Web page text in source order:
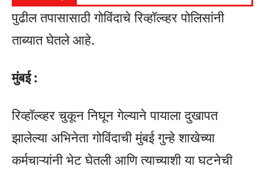
पुढील तपासासाठी गोविंदाचे रिव्हॉल्व्हर पोलिसांनी
ताब्यात घेतले आहे.
मुंबई :
रिव्हॉल्व्हर चुकून निघून गेल्याने पायाला दुखापत
झालेल्या अभिनेता गोविंदाची मुंबई गुन्हे शाखेच्या
कर्मचाऱ्यांनी भेट घेतली आणि त्याच्याशी या घटनेची